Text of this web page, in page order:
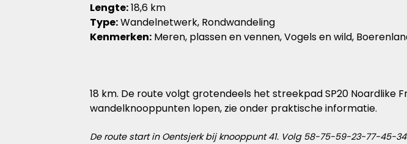
Lengte:18,6 km
Type:Wandelnetwerk, Rondwandeling
Kenmerken: Meren, plassen en vennen, Vogels en wild,
18 km. De route volgt grotendeels het streekpad SP20 Noardlike
wandelknooppunten lopen, zie onder praktische informatie.
De route start in Oentsjerk bij knooppunt 41. Volg 58-75-59-23-77-